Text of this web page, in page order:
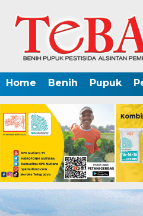
Home Benih Pupuk